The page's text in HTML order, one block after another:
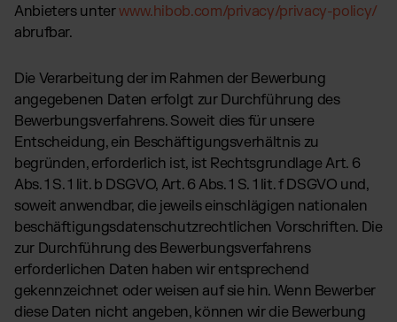
Anbieters unterwww.hibob.com/privacy/privacy-policy/
abrufbar.
Die Verarbeitung der im Rahmen der Bewerbung
angegebenen Daten erfolgt zur Durchführung des
Bewerbungsverfahrens. Soweit dies für unsere
Entscheidung, ein Beschäftigungsverhältnis zu
begründen, erforderlich ist, ist Rechtsgrundlage Art. 6
Abs. 1 S. 1 lit. b DSGVO, Art. 6 Abs. 1 S. 1 lit. f DSGVO und,
soweit anwendbar, die jeweils einschlägigen nationalen
beschäftigungsdatenschutzrechtlichen Vorschriften. Die
zur Durchführung des Bewerbungsverfahrens
erforderlichen Daten haben wir entsprechend
gekennzeichnet oder weisen auf sie hin. Wenn Bewerber
diese Daten nicht angeben, können wir die Bewerbung